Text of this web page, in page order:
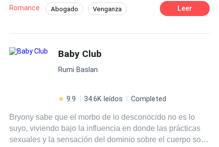
embargo un hombre como él no puede estar sin
compañía. Quizás por eso convertirse en el Sugar Daddy
pero esa “Baby” tiene más de un secreto, y muchos
encantos ocultos que pondrán su mundo de cabeza.
¿Será capaz Connor de ceder ante ella, aún en contra de
BABY (Booktrailer)
Romance Abogado Venganza
Diferencia de Edad Romance oscuro
Leer
Baby Club
Rumi Baslan
9.9 34.6K leídos Completed
Bryony sabe que el morbo de lo desconocido no es lo
suyo, viviendo bajo la influencia en donde las prácticas
sexuales y la sensación del dominio sobre el cuerpo son